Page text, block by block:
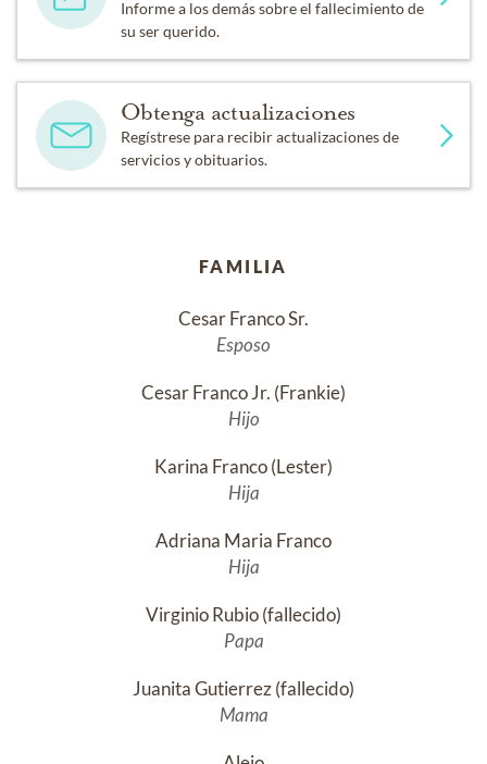
Informe a los demás sobre el fallecimiento de
su ser querido.
Obtenga actualizaciones
Regístrese para recibir actualizaciones de
servicios y obituarios.
FAMILIA
Cesar Franco Sr.
Esposo
Cesar Franco Jr. (Frankie)
Hijo
Karina Franco (Lester)
Hija
Adriana Maria Franco
Hija
Virginio Rubio (fallecido)
Papa
Juanita Gutierrez (fallecido)
Mama